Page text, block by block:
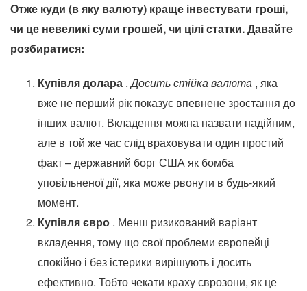
Отже куди (в яку валюту) краще інвестувати гроші,
чи це невеликі суми грошей, чи цілі статки. Давайте
розбиратися:
Купівля долара .Досить стійка валюта , яка
вже не перший рік показує впевнене зростання до
інших валют. Вкладення можна назвати надійним,
але в той же час слід враховувати один простий
факт – державний борг США як бомба
уповільненої дії, яка може рвонути в будь-який
момент.
Купівля євро . Менш ризикований варіант
вкладення, тому що свої проблеми європейці
спокійно і без істерики вирішують і досить
ефективно. Тобто чекати краху єврозони, як це